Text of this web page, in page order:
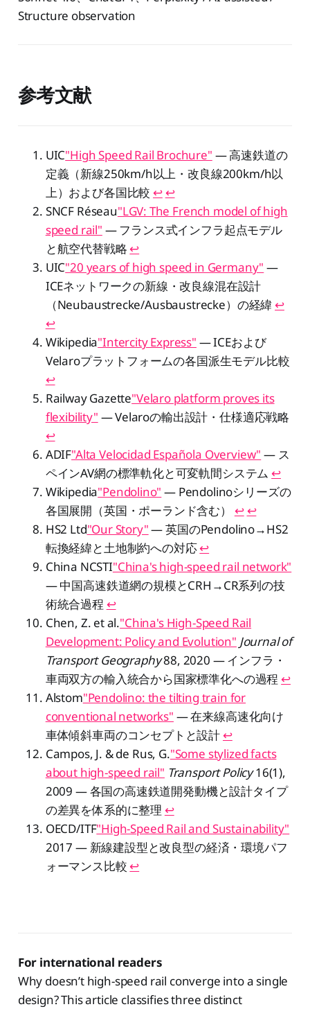
Structure observation
参考文献
UIC"High Speed Rail Brochure" — 高速鉄道の
定義（新線250km/h以上・改良線200km/h以
上）および各国比較↩︎↩︎
SNCF Réseau"LGV: The French model of high
speed rail" — フランス式インフラ起点モデル
と航空代替戦略↩︎
UIC"20 years of high speed in Germany" —
ICEネットワークの新線・改良線混在設計
（Neubaustrecke/Ausbaustrecke）の経緯↩︎
↩︎
Wikipedia"Intercity Express" — ICEおよび
Velaroプラットフォームの各国派生モデル比較
↩︎
Railway Gazette"Velaro platform proves its
flexibility" — Velaroの輸出設計・仕様適応戦略
↩︎
ADIF"Alta Velocidad Española Overview" — ス
ペインAV網の標準軌化と可変軌間システム↩︎
Wikipedia"Pendolino" — Pendolinoシリーズの
各国展開（英国・ポーランド含む） ↩︎↩︎
HS2 Ltd"Our Story"— 英国のPendolino→HS2
転換経緯と土地制約への対応↩︎
China NCSTI"China's high-speed rail network"
— 中国高速鉄道網の規模とCRH→CR系列の技
術統合過程 ↩︎
Chen, Z. et al."China's High-Speed Rail
Development: Policy and Evolution" Journal of
Transport Geography88, 2020 — インフラ・
車両双方の輸入統合から国家標準化への過程↩︎
Alstom"Pendolino: the tilting train for
conventional networks" — 在来線高速化向け
車体傾斜車両のコンセプトと設計↩︎
Campos, J. & de Rus, G."Some stylized facts
about high-speed rail" Transport Policy16(1),
2009 — 各国の高速鉄道開発動機と設計タイプ
の差異を体系的に整理 ↩︎
OECD/ITF"High-Speed Rail and Sustainability"
2017 — 新線建設型と改良型の経済・環境パフ
ォーマンス比較↩︎
For international readers
Why doesn’t high-speed rail converge into a single
design? This article classifies three distinct